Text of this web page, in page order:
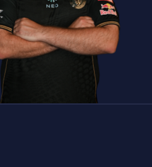
ELEAGUE Season 1
потенциал.
была победа на
ELEAGUE Major:
2020 года Никола